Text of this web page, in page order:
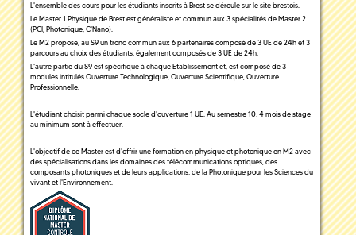
L'ensemble des cours pour les étudiants inscrits à Brest se déroule sur le site brestois.
Le Master 1 Physique de Brest est généraliste et commun aux 3 spécialités de Master 2
(PCI, Photonique, C'Nano).
Le M2 propose, au S9 un tronc commun aux 6 partenaires composé de 3 UE de 24h et 3
parcours au choix des étudiants, également composés de 3 UE de 24h.
L'autre partie du S9 est spécifique à chaque Etablissement et, est composé de 3
modules intitulés Ouverture Technologique, Ouverture Scientifique, Ouverture
Professionnelle.
L'étudiant choisit parmi chaque socle d'ouverture 1 UE. Au semestre 10, 4 mois de stage
au minimum sont à effectuer.
L'objectif de ce Master est d'offrir une formation en physique et photonique en M2 avec
des spécialisations dans les domaines des télécommunications optiques, des
composants photoniques et de leurs applications, de la Photonique pour les Sciences du
vivant et l'Environnement.